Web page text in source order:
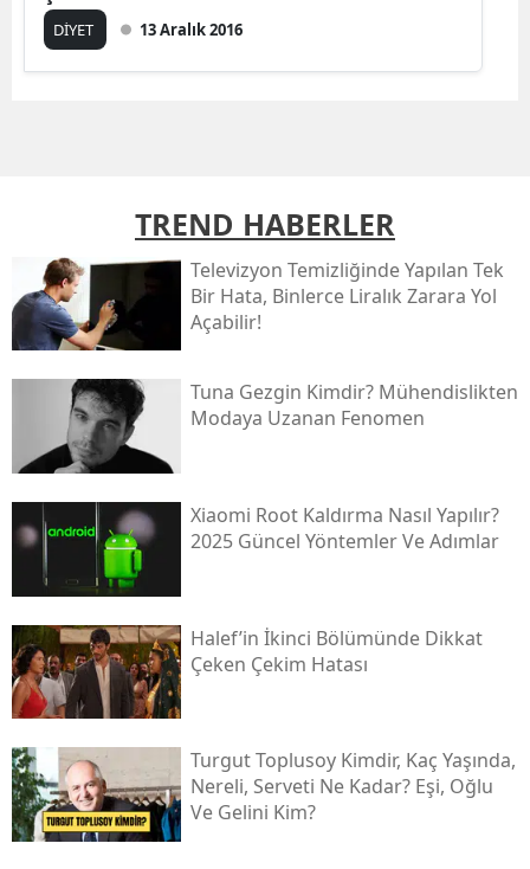
DİYET 13 Aralık 2016
TREND HABERLER
Televizyon Temizliğinde Yapılan Tek
Bir Hata, Binlerce Liralık Zarara Yol
Açabilir!
Tuna Gezgin Kimdir? Mühendislikten
Modaya Uzanan Fenomen
Xiaomi Root Kaldırma Nasıl Yapılır?
2025 Güncel Yöntemler Ve Adımlar
Halef’in İkinci Bölümünde Dikkat
Çeken Çekim Hatası
Turgut Toplusoy Kimdir, Kaç Yaşında,
Nereli, Serveti Ne Kadar? Eşi, Oğlu
Ve Gelini Kim?